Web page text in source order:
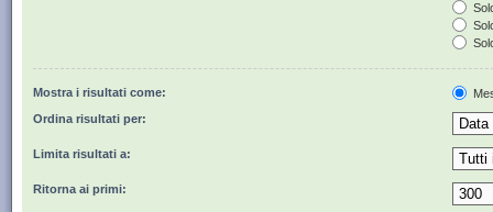
Mostra i risultati come:
Ordina risultati per:
Limita risultati a:
Ritorna ai primi: